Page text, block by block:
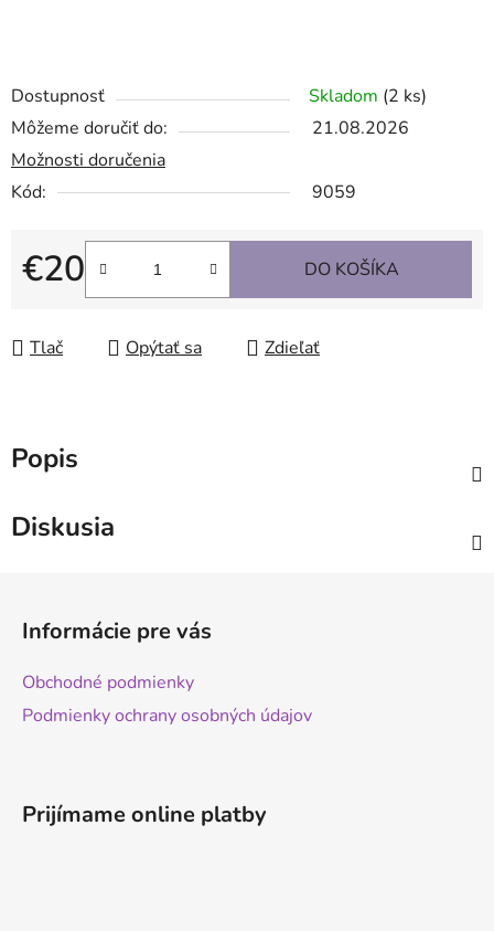
Dostupnosť Skladom (2 ks)
Môžeme doručiť do:
21.08.2026
Možnosti doručenia
Kód:
9059
€20
Jednotková cena:
DO KOŠÍKA
Tlač Opýtať sa Zdieľať
Popis
Diskusia
Informácie pre vás
Obchodné podmienky
Podmienky ochrany osobných údajov
Prijímame online platby